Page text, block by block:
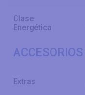
Clase
Energética
ACCESORIOS
Extras